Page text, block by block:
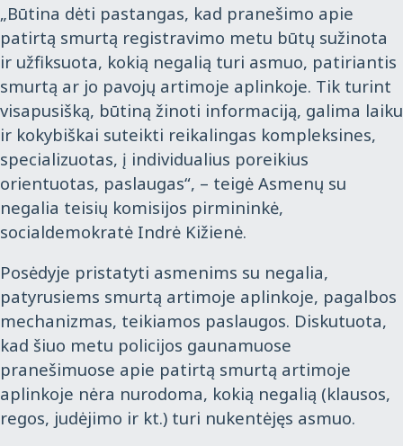
„Būtina dėti pastangas, kad pranešimo apie
patirtą smurtą registravimo metu būtų sužinota
ir užfiksuota, kokią negalią turi asmuo, patiriantis
smurtą ar jo pavojų artimoje aplinkoje. Tik turint
visapusišką, būtiną žinoti informaciją, galima laiku
ir kokybiškai suteikti reikalingas kompleksines,
specializuotas, į individualius poreikius
orientuotas, paslaugas“, – teigė Asmenų su
negalia teisių komisijos pirmininkė,
socialdemokratė Indrė Kižienė.
Posėdyje pristatyti asmenims su negalia,
patyrusiems smurtą artimoje aplinkoje, pagalbos
mechanizmas, teikiamos paslaugos. Diskutuota,
kad šiuo metu policijos gaunamuose
pranešimuose apie patirtą smurtą artimoje
aplinkoje nėra nurodoma, kokią negalią (klausos,
regos, judėjimo ir kt.) turi nukentėjęs asmuo.